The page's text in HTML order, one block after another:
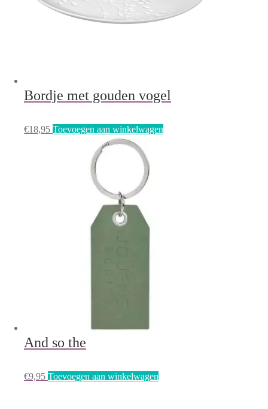
Bordje met gouden vogel
€18,95 Toevoegen aan winkelwagen
And so the
€9,95 Toevoegen aan winkelwagen